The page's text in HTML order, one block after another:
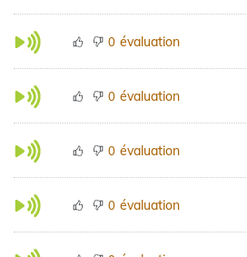
0 évaluation
0 évaluation
0 évaluation
0 évaluation